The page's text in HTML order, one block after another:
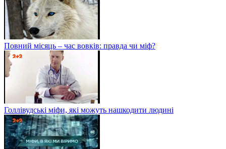
Повний місяць – час вовків: правда чи міф?
Голлівудські міфи, які можуть нашкодити людині